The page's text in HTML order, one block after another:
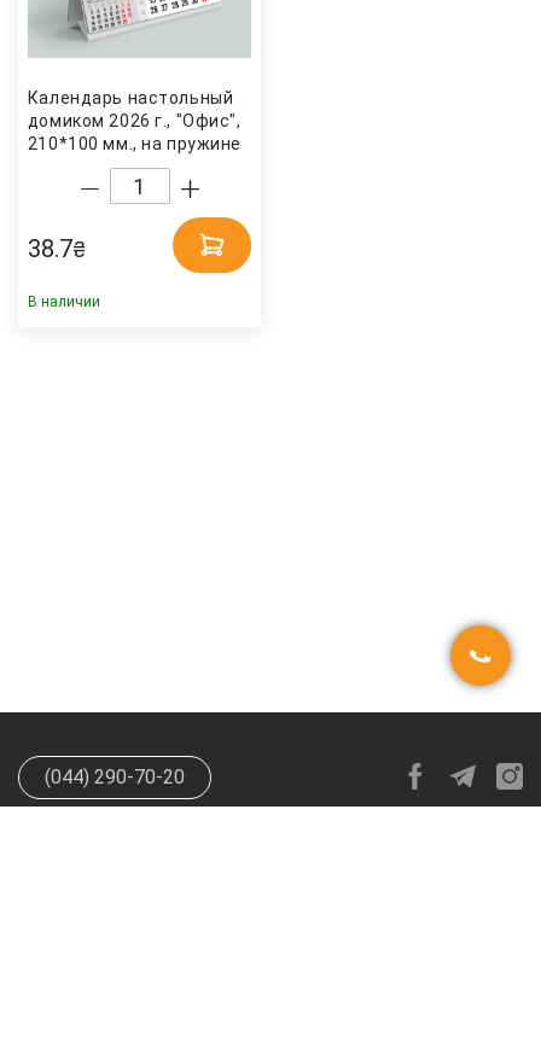
Календарь настольный
домиком 2026 г., "Офис",
210*100 мм., на пружине
38.7₴
В наличии
(044) 290-70-20